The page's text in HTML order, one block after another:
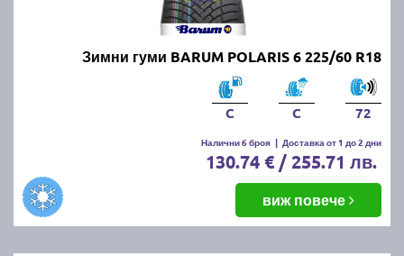
Зимни гуми BARUM POLARIS 6 225/60 R18
C C 72
Налични 6 броя | Доставка от 1 до 2 дни
130.74 € / 255.71 лв.
виж повече